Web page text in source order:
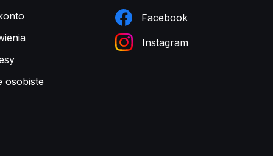
osobiste
Facebook
Instagram